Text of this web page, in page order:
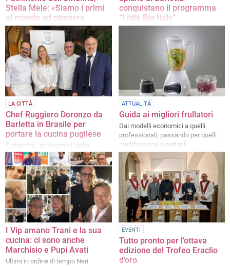
Stella Mele: «Siamo i primi
al mondo ad ottenere
questo riconoscimento»
La nota integrale del Consigliere di
amministrazione Istituto Poligrafico
e Zecca dello Stato
conquistano il programma
“Little Big Italy”
Titty Spera, proprietarie di un
ristorante italiano a Rotterdam,
hanno puntato sulla tradizione
aggiudicandosi la vittoria
LA CITTÀ
Chef Ruggiero Doronzo da
Barletta in Brasile per
portare la cucina pugliese
È stato tra i protagonisti della
Settimana della Cucina Regionale
Italiana
ATTUALITÀ
Guida ai migliori frullatori
Dai modelli economici a quelli
professionali, passando per quelli
multifunzione e portatili
I Vip amano Trani e la sua
cucina: ci sono anche
Marchisio e Pupi Avati
Ultimi in ordine di tempo Neri
EVENTI
Tutto pronto per l’ottava
edizione del Trofeo Eraclio
d’oro